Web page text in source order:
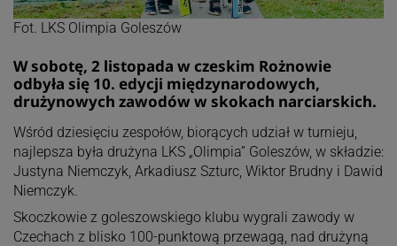
Fot. LKS Olimpia Goleszów
W sobotę, 2 listopada w czeskim Rożnowie
odbyła się 10. edycji międzynarodowych,
drużynowych zawodów w skokach narciarskich.
Wśród dziesięciu zespołów, biorących udział w turnieju,
najlepsza była drużyna LKS „Olimpia” Goleszów, w składzie:
Justyna Niemczyk, Arkadiusz Szturc, Wiktor Brudny i Dawid
Niemczyk.
Skoczkowie z goleszowskiego klubu wygrali zawody w
Czechach z blisko 100-punktową przewagą, nad drużyną